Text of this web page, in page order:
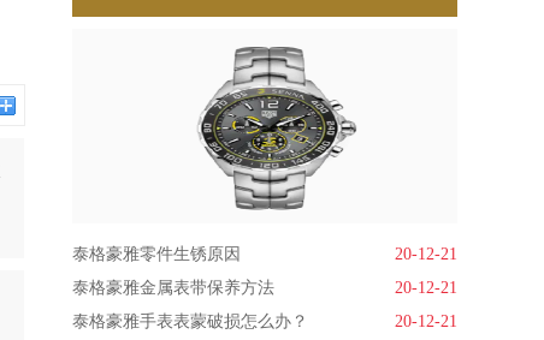
泰格豪雅零件生锈原因
20-12-21
泰格豪雅金属表带保养方法
20-12-21
泰格豪雅手表表蒙破损怎么办？
20-12-21